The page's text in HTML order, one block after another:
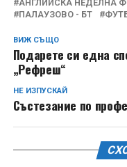
АНГЛИЙСКА НЕДЕЛНА
ПАЛАУЗОВО - БТ
ВИЖ СЪЩО
Подарете си една
„Рефреш“
НЕ ИЗПУСКАЙ
Състезание по